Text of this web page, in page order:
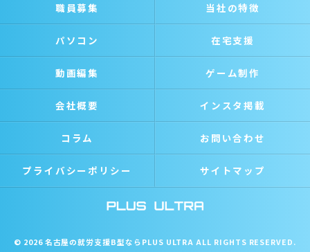
職員募集 当社の特徴
パソコン 在宅支援
動画編集 ゲーム制作
会社概要 インスタ掲載
コラム お問い合わせ
プライバシーポリシー サイトマップ
© 2026 名古屋の就労支援B型ならPLUS ULTRA ALL RIGHTS RESERVED.